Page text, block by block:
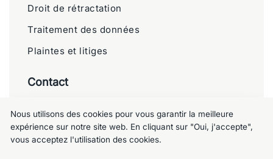
Droit de rétractation
Traitement des données
Plaintes et litiges
Contact
Chaussée de Charleroi 125, 1060 Saint-
Gilles
Nous utilisons des cookies pour vous garantir la meilleure
expérience sur notre site web. En cliquant sur "Oui, j'accepte",
vous acceptez l'utilisation des cookies.